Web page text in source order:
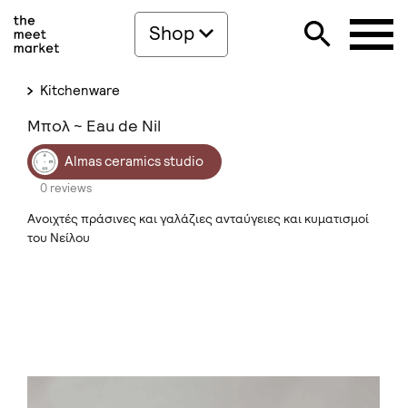
Shop
Kitchenware
Μπολ ~ Eau de Nil
Almas ceramics studio
0 reviews
Ανοιχτές πράσινες και γαλάζιες ανταύγειες και κυματισμοί
του Νείλου